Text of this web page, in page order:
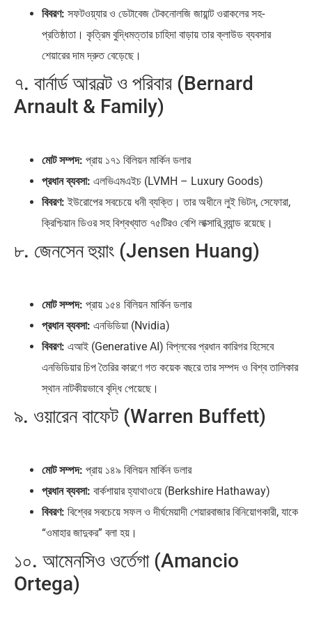
বিবরণ: সফটওয়্যার ও ডেটাবেজ টেকনোলজি জায়ান্ট ওরাকলের সহ-
প্রতিষ্ঠাতা। কৃত্রিম বুদ্ধিমত্তার চাহিদা বাড়ায় তার ক্লাউড ব্যবসার
শেয়ারের দাম দ্রুত বেড়েছে।
৭. বার্নার্ড আরনল্ট ও পরিবার (Bernard
Arnault & Family)
মোট সম্পদ: প্রায় ১৭১ বিলিয়ন মার্কিন ডলার
প্রধান ব্যবসা: এলভিএমএইচ (LVMH – Luxury Goods)
বিবরণ: ইউরোপের সবচেয়ে ধনী ব্যক্তি। তার অধীনে লুই ভিটন, সেফোরা,
ক্রিশ্চিয়ান ডিওর সহ বিশ্বখ্যাত ৭৫টিরও বেশি লাক্সারি ব্র্যান্ড রয়েছে।
৮. জেনসেন হুয়াং (Jensen Huang)
মোট সম্পদ: প্রায় ১৫৪ বিলিয়ন মার্কিন ডলার
প্রধান ব্যবসা: এনভিডিয়া (Nvidia)
বিবরণ: এআই (Generative AI) বিপ্লবের প্রধান কারিগর হিসেবে
এনভিডিয়ার চিপ তৈরির কারণে গত কয়েক বছরে তার সম্পদ ও বিশ্ব তালিকার
স্থান নাটকীয়ভাবে বৃদ্ধি পেয়েছে।
৯. ওয়ারেন বাফেট (Warren Buffett)
মোট সম্পদ: প্রায় ১৪৯ বিলিয়ন মার্কিন ডলার
প্রধান ব্যবসা: বার্কশায়ার হ্যাথাওয়ে (Berkshire Hathaway)
বিবরণ: বিশ্বের সবচেয়ে সফল ও দীর্ঘমেয়াদী শেয়ারবাজার বিনিয়োগকারী, যাকে
“ওমাহার জাদুকর” বলা হয়।
১০. আমেনসিও ওর্তেগা (Amancio
Ortega)